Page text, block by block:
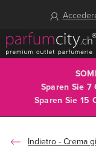
Sparen Sie
Sparen Sie 15
Crema